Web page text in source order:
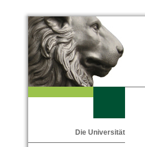
Die Universität